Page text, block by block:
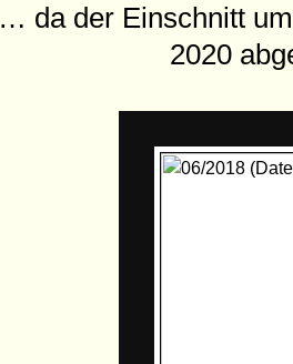
… da der Einschnitt
2020